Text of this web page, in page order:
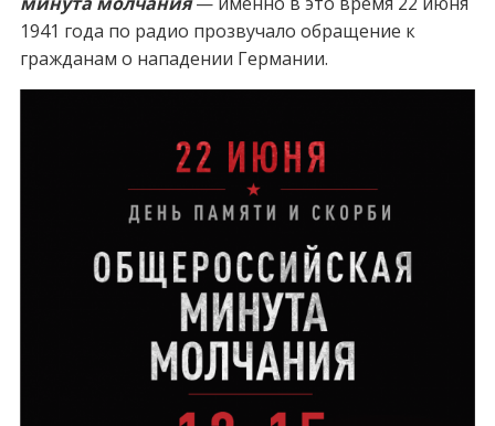
1941 года по радио прозвучало обращение к
гражданам о нападении Германии.